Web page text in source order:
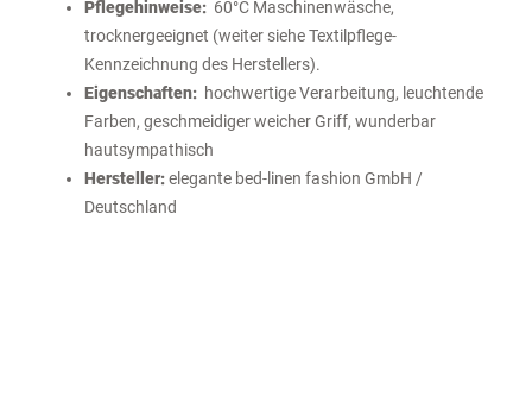
Pflegehinweise: 60°C Maschinenwäsche,
trocknergeeignet (weiter siehe Textilpflege-
Kennzeichnung des Herstellers).
Eigenschaften: hochwertige Verarbeitung, leuchtende
Farben, geschmeidiger weicher Griff, wunderbar
hautsympathisch
Hersteller:elegante bed-linen fashion GmbH /
Deutschland